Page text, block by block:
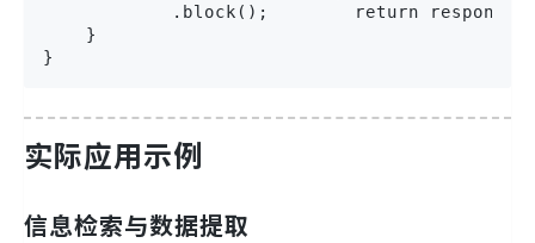
.block();        return
    }
}
实际应用示例
信息检索与数据提取